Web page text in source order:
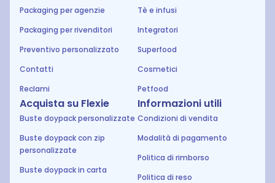
Packaging per agenzie
Packaging per rivenditori
Preventivo personalizzato
Contatti
Reclami
Acquista su Flexie
Buste doypack personalizzate
Buste doypack con zip
personalizzate
Buste doypack in carta
Tè e infusi
Integratori
Superfood
Cosmetici
Petfood
Informazioni utili
Condizioni di vendita
Modalità di pagamento
Politica di rimborso
Politica di reso